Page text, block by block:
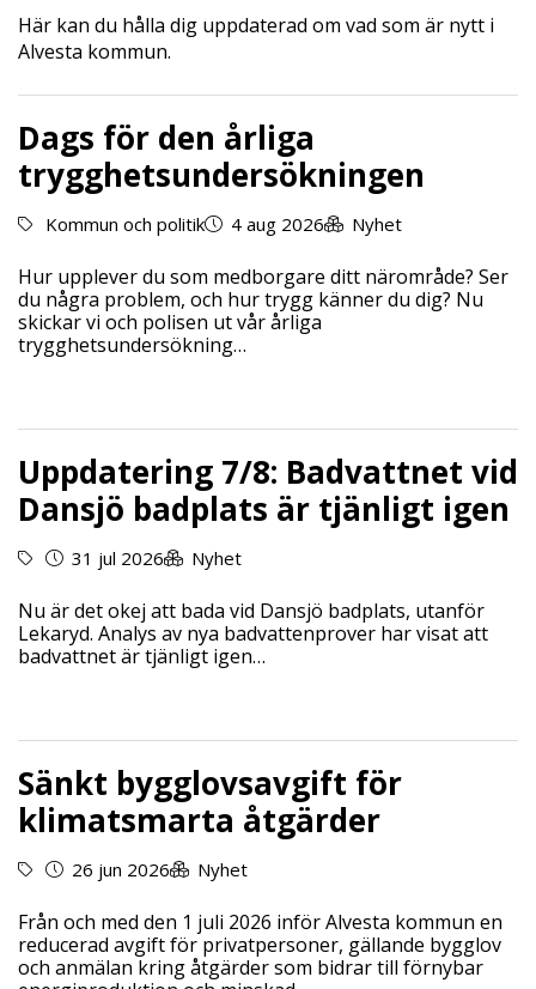
Här kan du hålla dig uppdaterad om vad som är nytt i
Alvesta kommun.
Dags för den årliga
trygghetsundersökningen
Kommun och politik 4 aug 2026 Nyhet
Hur upplever du som medborgare ditt närområde? Ser
du några problem, och hur trygg känner du dig? Nu
skickar vi och polisen ut vår årliga
trygghetsundersökning…
Uppdatering 7/8: Badvattnet vid
Dansjö badplats är tjänligt igen
31 jul 2026 Nyhet
Nu är det okej att bada vid Dansjö badplats, utanför
Lekaryd. Analys av nya badvattenprover har visat att
badvattnet är tjänligt igen…
Sänkt bygglovsavgift för
klimatsmarta åtgärder
26 jun 2026 Nyhet
Från och med den 1 juli 2026 inför Alvesta kommun en
reducerad avgift för privatpersoner, gällande bygglov
och anmälan kring åtgärder som bidrar till förnybar